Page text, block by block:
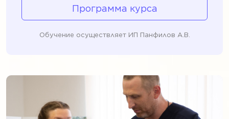
Программа курса
Обучение осуществляет ИП Панфилов А.В.